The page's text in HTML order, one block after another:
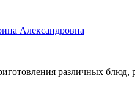
Александровна
различных блюд,